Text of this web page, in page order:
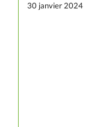
30 janvier 2024